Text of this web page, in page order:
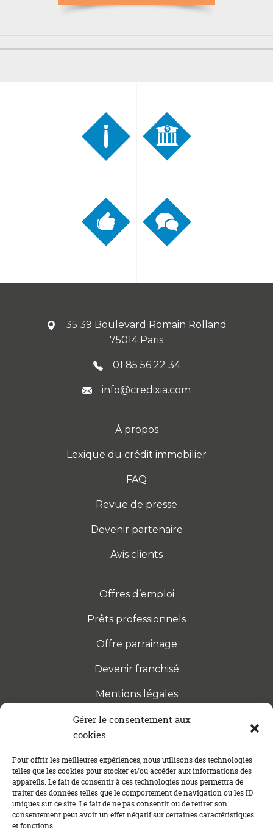
Gérer le consentement aux
cookies
Pour offrir les meilleures expériences, nous utilisons des technologies
telles que les cookies pour stocker et/ou accéder aux informations des
appareils. Le fait de consentir à ces technologies nous permettra de
traiter des données telles que le comportement de navigation ou les ID
uniques sur ce site. Le fait de ne pas consentir ou de retirer son
consentement peut avoir un effet négatif sur certaines caractéristiques
et fonctions.
35 39 Boulevard Romain Rolland
75014 Paris
01 85 56 22 34
info@credixia.com
À propos
Lexique du crédit immobilier
FAQ
Revue de presse
Devenir partenaire
Avis clients
Offres d’emploi
Prêts professionnels
Offre parrainage
Devenir franchisé
Mentions légales
S’INSCRIRE À LA NEWSLETTER
Abonnez-vous à notre newsletter pour être tenu au
courant des dernières actualités concernant le
crédit immobilier !